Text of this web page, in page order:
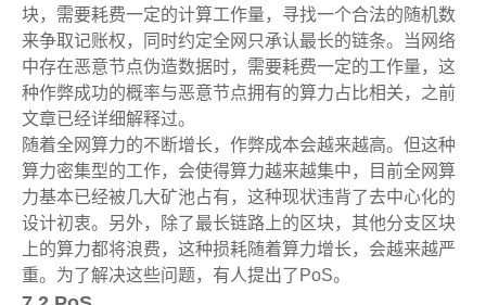
块，需要耗费一定的计算工作量，寻找一个合法的随机数
来争取记账权，同时约定全网只承认最长的链条。当网络
中存在恶意节点伪造数据时，需要耗费一定的工作量，这
种作弊成功的概率与恶意节点拥有的算力占比相关，之前
文章已经详细解释过。
随着全网算力的不断增长，作弊成本会越来越高。但这种
算力密集型的工作，会使得算力越来越集中，目前全网算
力基本已经被几大矿池占有，这种现状违背了去中心化的
设计初衷。另外，除了最长链路上的区块，其他分支区块
上的算力都将浪费，这种损耗随着算力增长，会越来越严
重。为了解决这些问题，有人提出了PoS。